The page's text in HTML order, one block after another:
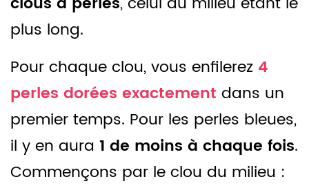
plus long.
Pour chaque clou, vous enfilerez 4
perles dorées exactement dans un
premier temps. Pour les perles bleues,
il y en aura 1 de moins à chaque fois.
Commençons par le clou du milieu :